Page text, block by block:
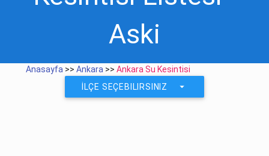
Aski
Anasayfa >>Ankara >>Ankara Su Kesintisi
İLÇE SEÇEBILIRSINIZ
arrow_drop_down